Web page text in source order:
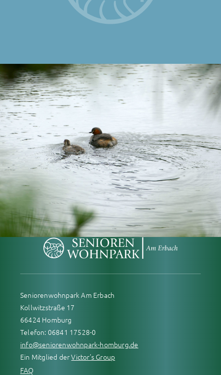
Seniorenwohnpark Am Erbach
Kollwitzstraße 17
66424 Homburg
Telefon: 06841 17528-0
info@seniorenwohnpark-homburg.de
Ein Mitglied derVictor’s Group
FAQ